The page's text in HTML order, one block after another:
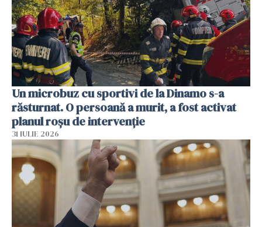
Un microbuz cu sportivi de la Dinamo s-a
răsturnat. O persoană a murit, a fost activat
planul roșu de intervenție
31 IULIE 2026